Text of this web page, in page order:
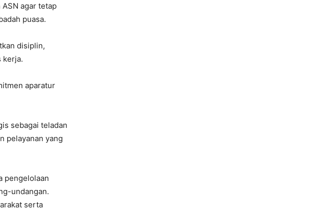
agar tetap
puasa.
disiplin,
kerja.
aparatur
sebagai teladan
pelayanan yang
pengelolaan
undangan.
serta